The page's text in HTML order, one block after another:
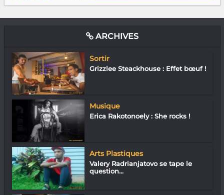
ARCHIVES
Sortir
Grizzlee Steackhouse : Effet bœuf !
Musique
Erica Rakotonoely : She rocks !
Arts Plastiques
Valery Radrianjatovo se tape le
question...